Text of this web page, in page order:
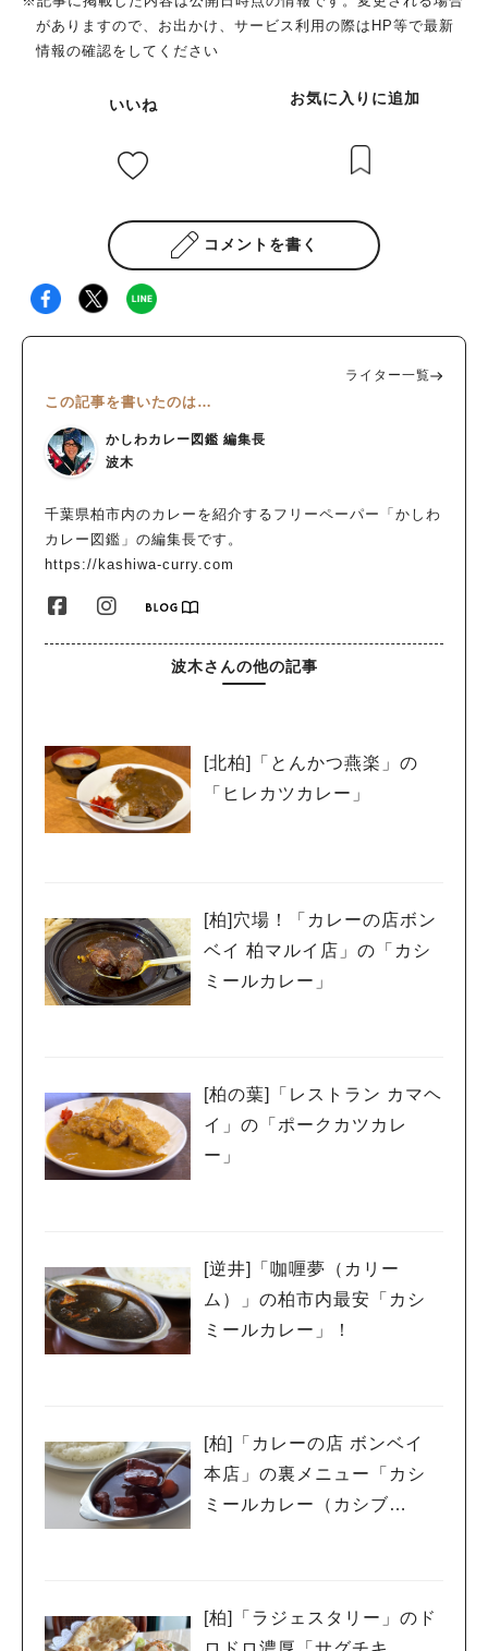
がありますので、お出かけ、サービス利用の際はHP等で最新
情報の確認をしてください
いいね お気に入りに追加
コメントを書く
ライター一覧
この記事を書いたのは…
かしわカレー図鑑 編集長
波木
千葉県柏市内のカレーを紹介するフリーペーパー「かしわ
カレー図鑑」の編集長です。
https://kashiwa-curry.com
波木さんの他の記事
[北柏]「とんかつ燕楽」の
「ヒレカツカレー」
[柏]穴場！「カレーの店ボン
ベイ 柏マルイ店」の「カシ
ミールカレー」
[柏の葉]「レストラン カマヘ
イ」の「ポークカツカレ
ー」
[逆井]「咖喱夢（カリー
ム）」の柏市内最安「カシ
ミールカレー」！
[柏]「カレーの店 ボンベイ
本店」の裏メニュー「カシ
ミールカレー（カシブ
[柏]「ラジェスタリー」のド